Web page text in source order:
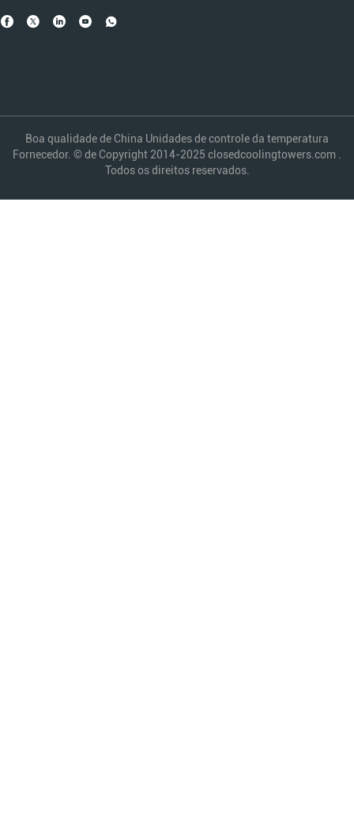
Boa qualidade de China Unidades de controle da temperatura
Fornecedor. © de Copyright 2014-2025 closedcoolingtowers.com .
Todos os direitos reservados.